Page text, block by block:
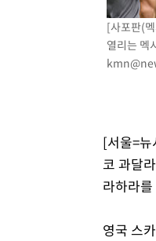
[사포판(
열리는 멕
[서울=뉴
코 과달
라하라
영국 스